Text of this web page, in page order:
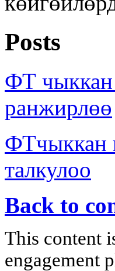
Posts
ФТ чыккан
ранжирлөө
ФТчыккан
талкулоо
Back to
This content
engagement